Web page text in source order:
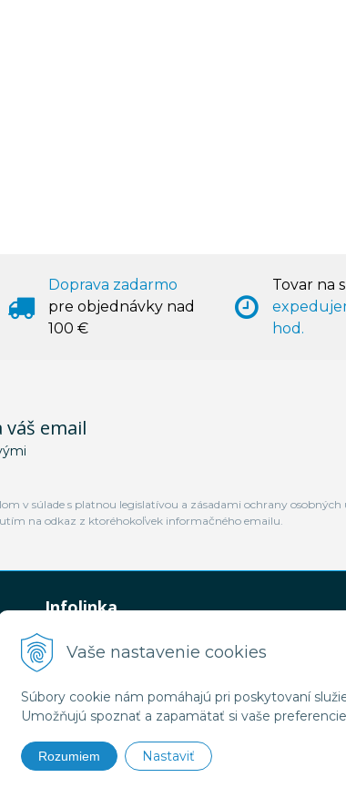
Vaše nastavenie cookies
Súbory cookie nám pomáhajú pri poskytovaní
Umožňujú spoznať a zapamätať si vaše
Rozumiem Nastaviť
Doprava zadarmo
pre objednávky nad
100 €
Tovar na
hod.
email
v súlade s platnou legislatívou a zásadami ochrany
na odkaz z ktoréhokoľvek informačného emailu.
Infolinka
0948 449 364
predaj@jamtal.sk